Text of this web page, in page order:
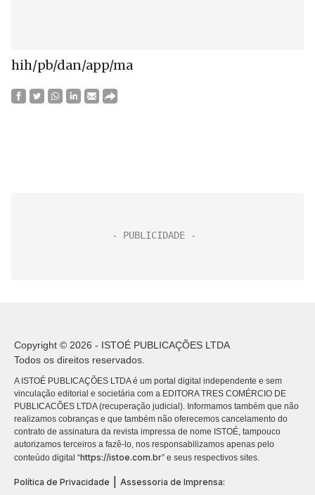
hih/pb/dan/app/ma
Copyright © 2026 - ISTOÉ PUBLICAÇÕES LTDA
Todos os direitos reservados.
A ISTOÉ PUBLICAÇÕES LTDA é um portal digital independente e sem
vinculação editorial e societária com a EDITORA TRES COMÉRCIO DE
PUBLICACÕES LTDA (recuperação judicial). Informamos também que não
realizamos cobranças e que também não oferecemos cancelamento do
contrato de assinatura da revista impressa de nome ISTOÉ, tampouco
autorizamos terceiros a fazê-lo, nos responsabilizamos apenas pelo
conteúdo digital “https://istoe.com.br” e seus respectivos sites.
Política de Privacidade Assessoria de Imprensa: